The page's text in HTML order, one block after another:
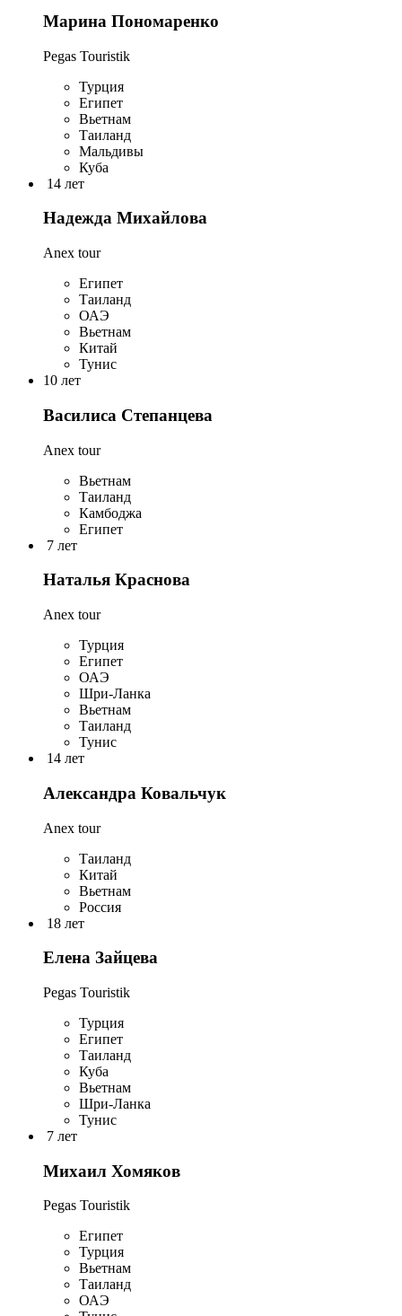
Марина Пономаренко
Pegas Touristik
Турция
Египет
Вьетнам
Таиланд
Мальдивы
Куба
14 лет
Надежда Михайлова
Anex tour
Египет
Таиланд
ОАЭ
Вьетнам
Китай
Тунис
10 лет
Василиса Степанцева
Anex tour
Вьетнам
Таиланд
Камбоджа
Египет
7 лет
Наталья Краснова
Anex tour
Турция
Египет
ОАЭ
Шри-Ланка
Вьетнам
Таиланд
Тунис
14 лет
Александра Ковальчук
Anex tour
Таиланд
Китай
Вьетнам
Россия
18 лет
Елена Зайцева
Pegas Touristik
Турция
Египет
Таиланд
Куба
Вьетнам
Шри-Ланка
Тунис
7 лет
Михаил Хомяков
Pegas Touristik
Египет
Турция
Вьетнам
Таиланд
ОАЭ